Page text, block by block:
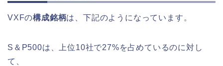
VXFの構成銘柄は、下記のようになっています。
S＆P500は、上位10社で27%を占めているのに対し
て、